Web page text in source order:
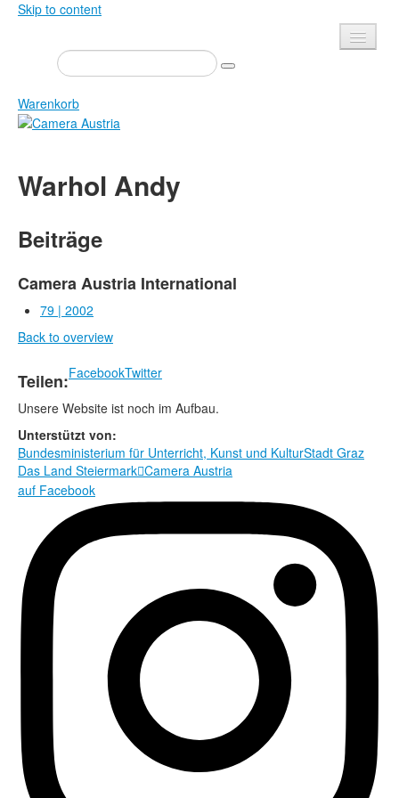
Skip to content
Presse
Veranstaltungen
Newsletter
Über uns
Shop
Datenschutz
Mediadaten
Warenkorb
Zeitschrift
Bücher
Edition
Bibliothek
Camera Austria Preis
Fotoarchiv Pierre Bourdieu
Rechtliche Informationen
Warhol Andy
Beiträge
Camera Austria International
79 | 2002
Back to overview
Teilen:FacebookTwitter
Unsere Website ist noch im Aufbau.
Unterstützt von:
Bundesministerium für Unterricht, Kunst und KulturStadt Graz
Das Land SteiermarkCamera Austria
auf Facebook